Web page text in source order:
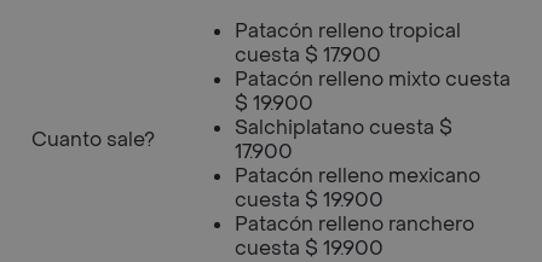
Cuanto sale?
Patacón relleno tropical
cuesta $ 17.900
Patacón relleno mixto cuesta
$ 19.900
Salchiplatano cuesta $
17.900
Patacón relleno mexicano
cuesta $ 19.900
Patacón relleno ranchero
cuesta $ 19.900